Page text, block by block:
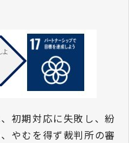
初期対応に失敗し、紛
やむを得ず裁判所の審